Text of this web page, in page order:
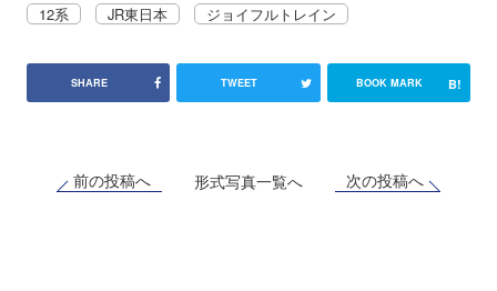
12系 JR東日本 ジョイフルトレイン
SHARE TWEET BOOK MARK B!
前の投稿へ 形式写真一覧へ 次の投稿へ